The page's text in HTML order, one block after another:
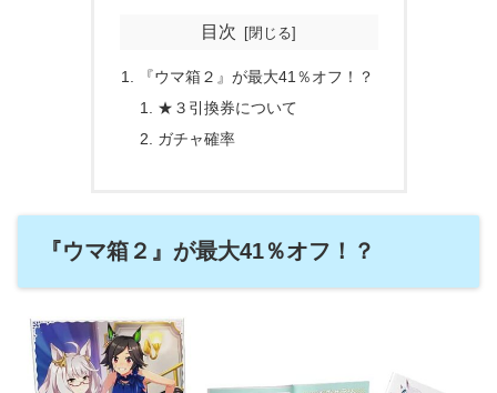
目次
『ウマ箱２』が最大41％オフ！？
★３引換券について
ガチャ確率
『ウマ箱２』が最大41％オフ！？